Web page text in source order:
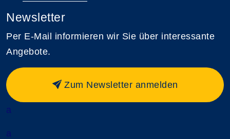
Newsletter
Per E-Mail informieren wir Sie über interessante
Angebote.
Zum Newsletter anmelden
a
a